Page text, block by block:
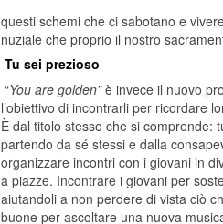
questi schemi che ci sabotano e
nuziale che proprio il nostro
Tu sei prezioso
“You are golden”è invece il nuovo
l’obiettivo di incontrarli per ricordare
È dal titolo stesso che si comprende:
partendo da sé stessi e dalla
organizzare incontri con i giovani in
a piazze. Incontrare i giovani per
aiutandoli a non perdere di vista ciò
buone per ascoltare una nuova